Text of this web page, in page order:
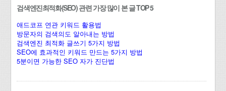
검색엔진최적화(SEO) 관련 가장 많이 본 글 TOP 5
애드코프 연관 키워드 활용법
방문자의 검색의도 알아내는 방법
검색엔진 최적화 글쓰기 5가지 방법
SEO에 효과적인 키워드 만드는 5가지 방법
5분이면 가능한 SEO 자가 진단법